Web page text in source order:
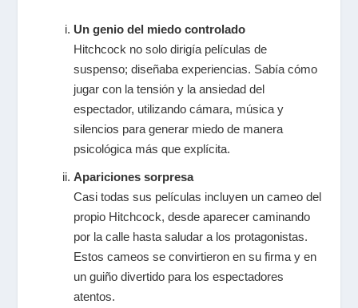
Un genio del miedo controlado
Hitchcock no solo dirigía películas de
suspenso; diseñaba experiencias. Sabía cómo
jugar con la tensión y la ansiedad del
espectador, utilizando cámara, música y
silencios para generar miedo de manera
psicológica más que explícita.
Apariciones sorpresa
Casi todas sus películas incluyen un cameo del
propio Hitchcock, desde aparecer caminando
por la calle hasta saludar a los protagonistas.
Estos cameos se convirtieron en su firma y en
un guiño divertido para los espectadores
atentos.